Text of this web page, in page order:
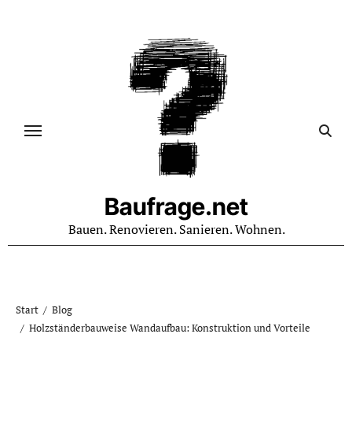
Baufrage.net
Bauen. Renovieren. Sanieren. Wohnen.
Start
Blog
Holzständerbauweise Wandaufbau: Konstruktion und Vorteile